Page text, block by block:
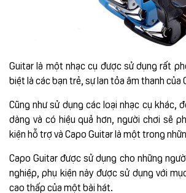
Guitar là một nhạc cụ được sử dụng rất
biệt là các bạn trẻ, sự lan tỏa âm thanh của
Cũng như sử dụng các loại nhạc cụ khác,
dàng và có hiệu quả hơn, người chơi sẽ
kiện hỗ trợ và Capo Guitar là một trong
Capo Guitar được sử dụng cho những
nghiệp, phụ kiện này được sử dụng với
cao thấp của một bài hát.